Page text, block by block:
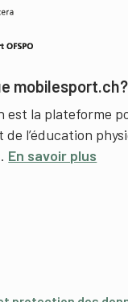
mobilesport.ch?
est la plateforme
de l’éducation
En savoir plus